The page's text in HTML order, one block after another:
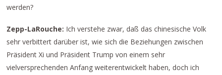
werden?
Zepp-LaRouche: Ich verstehe zwar, daß das chinesische Volk
sehr verbittert darüber ist, wie sich die Beziehungen zwischen
Präsident Xi und Präsident Trump von einem sehr
vielversprechenden Anfang weiterentwickelt haben, doch ich